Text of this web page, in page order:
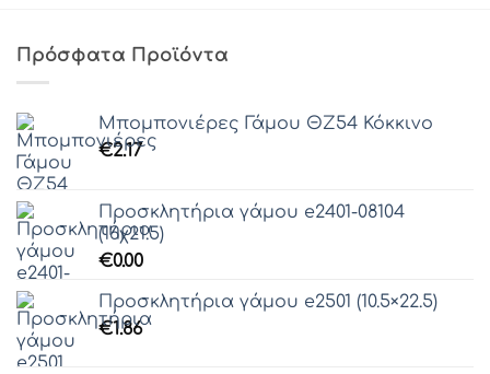
Πρόσφατα Προϊόντα
Μπομπονιέρες Γάμου ΘZ54 Κόκκινο
€2.17
Προσκλητήρια γάμου e2401-08104
(16χ21.5)
€0.00
Προσκλητήρια γάμου e2501 (10.5×22.5)
€1.86